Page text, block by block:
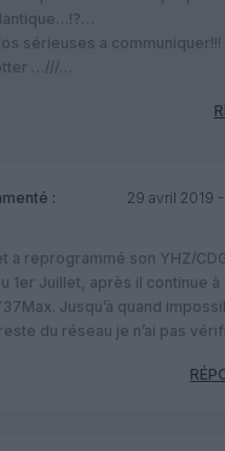
sérieuses a communiquer!!!
…///…
:
29 avril 2019
a reprogrammé son YHZ/
1er Juillet, après il continue à
Jusqu’à quand
du réseau je n’ai pas